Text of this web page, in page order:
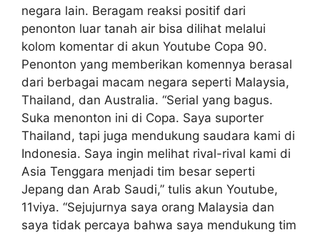
negara lain. Beragam reaksi positif dari
penonton luar tanah air bisa dilihat melalui
kolom komentar di akun Youtube Copa 90.
Penonton yang memberikan komennya berasal
dari berbagai macam negara seperti Malaysia,
Thailand, dan Australia. “Serial yang bagus.
Suka menonton ini di Copa. Saya suporter
Thailand, tapi juga mendukung saudara kami di
Indonesia. Saya ingin melihat rival-rival kami di
Asia Tenggara menjadi tim besar seperti
Jepang dan Arab Saudi,” tulis akun Youtube,
11viya. “Sejujurnya saya orang Malaysia dan
saya tidak percaya bahwa saya mendukung tim